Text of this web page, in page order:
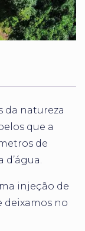
da natureza
que a
de
injeção de
deixamos no